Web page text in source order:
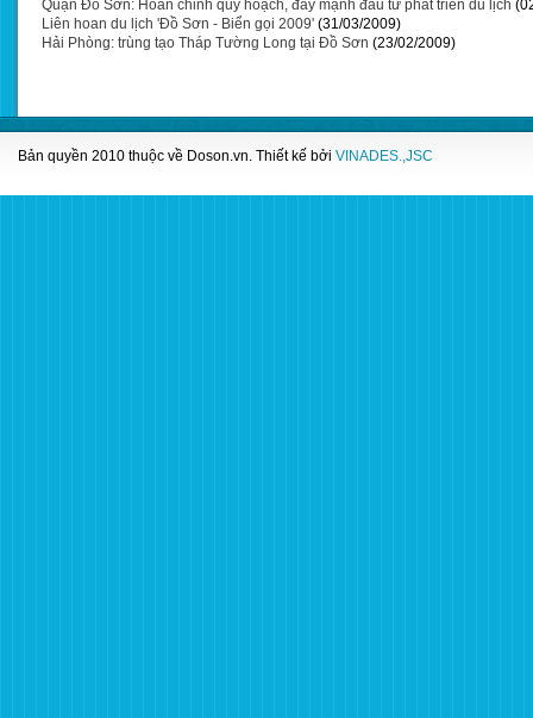
Quận Đồ Sơn: Hoàn chỉnh quy hoạch, đẩy mạnh đầu tư phát triển du lịch
Liên hoan du lịch 'Đồ Sơn - Biển gọi 2009' (31/03/2009)
Hải Phòng: trùng tạo Tháp Tường Long tại Đồ Sơn (23/02/2009)
Bản quyền 2010 thuộc về Doson.vn. Thiết kế bởi VINADES.,JSC